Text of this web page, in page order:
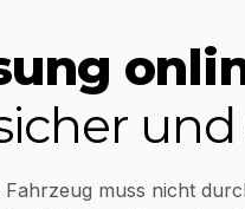
muss nicht